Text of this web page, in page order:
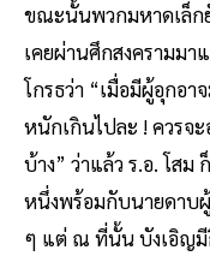
ขณะนั้นพวกมหาดเล็ก
เคยผ่านศึกสงครามมา
โกรธว่า “เมื่อมีผู้อุกอ
หนักเกินไปละ ! ควรจ
บ้าง” ว่าแล้ว ร.อ. โส
หนึ่งพร้อมกับนายดาบ
ๆ แต่ ณ ที่นั้น บังเอิญมี